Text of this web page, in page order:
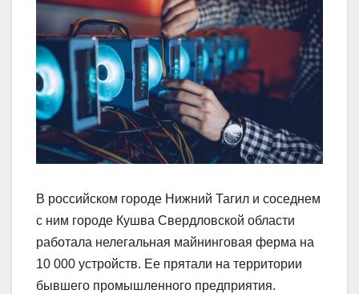
В российском городе Нижний Тагил и соседнем
с ним городе Кушва Свердловской области
работала нелегальная майнинговая ферма на
10 000 устройств. Ее прятали на территории
бывшего промышленного предприятия.